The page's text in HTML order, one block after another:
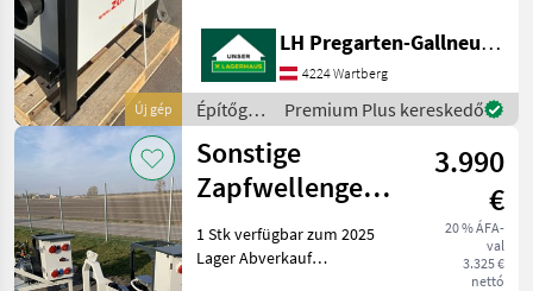
Új gép
Spitzenleistung 45 KW/56
KVA AVR Regelung Haus
Feld Schaltung
Isolationsüberwachung
(kein Erdsp
LH Pregarten-Gallneukirchen, Pregarten
4224 Wartberg
Építőgépek
/
Sonstige
Premium Plus kereskedő
Sonstige
Zapfwellengenerator
GP 50 TR-C / 45
KvA
3.990
€
20 % ÁFA-
val
3.325 €
nettó
1 Stk verfügbar zum 2025
Lager Abverkauf